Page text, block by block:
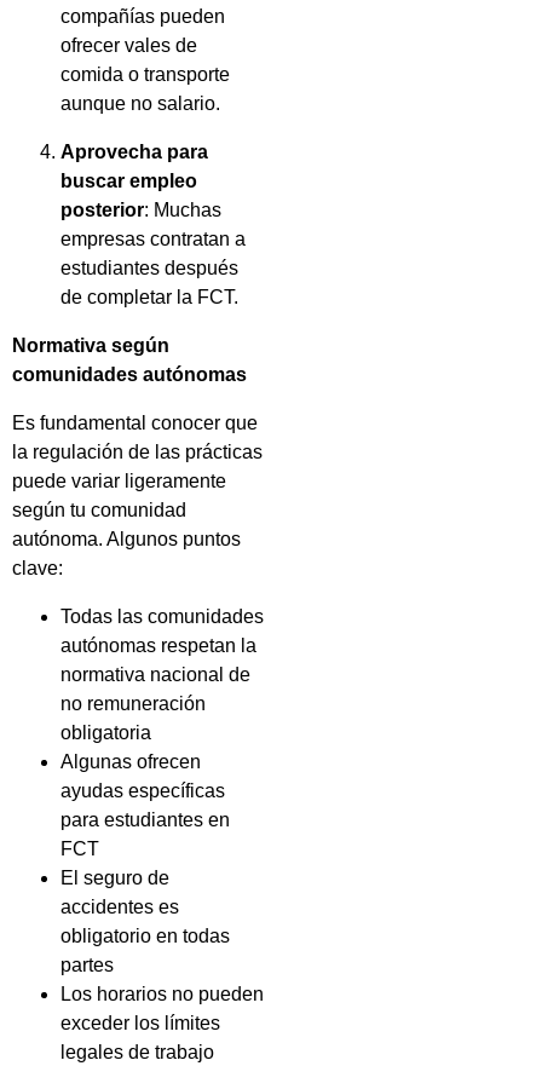
compañías pueden
ofrecer vales de
comida o transporte
aunque no salario.
Aprovecha para
buscar empleo
posterior: Muchas
empresas contratan a
estudiantes después
de completar la FCT.
Normativa según
comunidades autónomas
Es fundamental conocer que
la regulación de las prácticas
puede variar ligeramente
según tu comunidad
autónoma. Algunos puntos
clave:
Todas las comunidades
autónomas respetan la
normativa nacional de
no remuneración
obligatoria
Algunas ofrecen
ayudas específicas
para estudiantes en
FCT
El seguro de
accidentes es
obligatorio en todas
partes
Los horarios no pueden
exceder los límites
legales de trabajo